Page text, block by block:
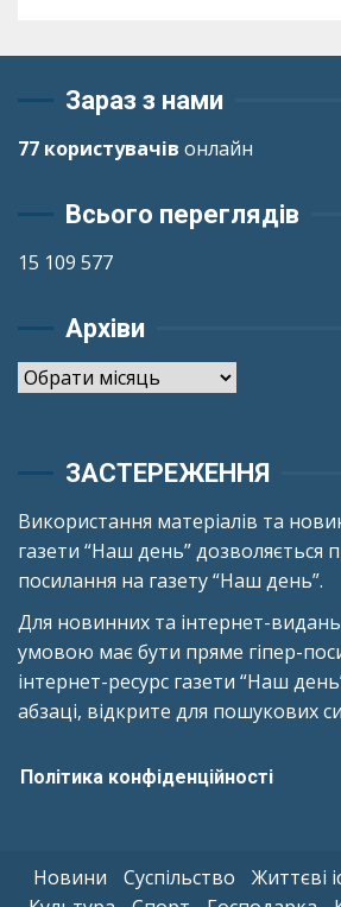
Зараз з нами
77 користувачів онлайн
Всього переглядів
15 109 577
Архіви
Архіви
ЗАСТЕРЕЖЕННЯ
Використання матеріалів та
газети “Наш день” дозволяється
посилання на газету “Наш день”.
Для новинних та інтернет-
умовою має бути пряме гіпер-
інтернет-ресурс газети “Наш
абзаці, відкрите для пошукових
Політика конфіденційності
Новини Суспільство Життєві